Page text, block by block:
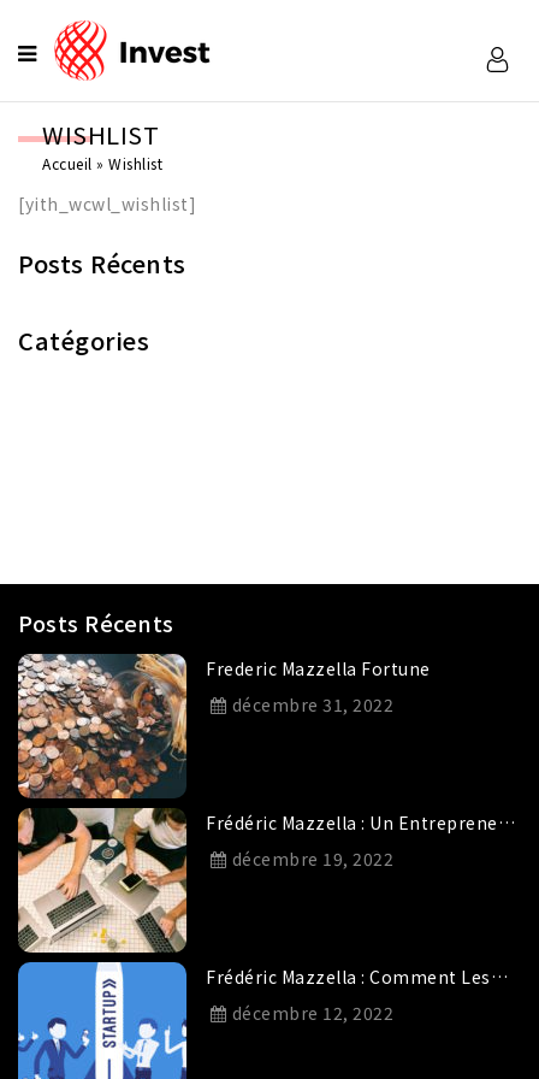
WISHLIST
Accueil » Wishlist
[yith_wcwl_wishlist]
Posts Récents
Catégories
Posts Récents
Frederic Mazzella Fortune
décembre 31, 2022
Frédéric Mazzella : Un Entrepreneur
Qui Fait Confiance Aux Start-Ups De
décembre 19, 2022
Frédéric Mazzella : Comment Les
Startups Se Développent Grâce Aux
décembre 12, 2022